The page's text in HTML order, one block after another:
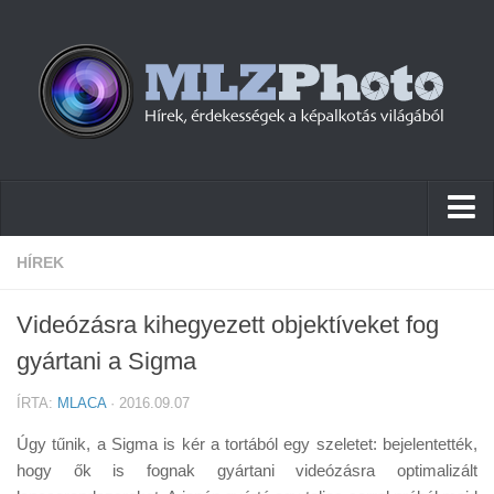
Hírek
Cikkek
Szoftver
Tudástár
HÍREK
Videózásra kihegyezett objektíveket fog
gyártani a Sigma
ÍRTA: MLACA· 2016.09.07
Úgy tűnik, a Sigma is kér a tortából egy szeletet: bejelentették,
hogy ők is fognak gyártani videózásra optimalizált